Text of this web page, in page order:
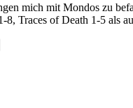
mich mit Mondos zu
8, Traces of Death 1-5 als